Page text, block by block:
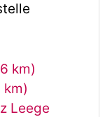
km)
km)
Leege